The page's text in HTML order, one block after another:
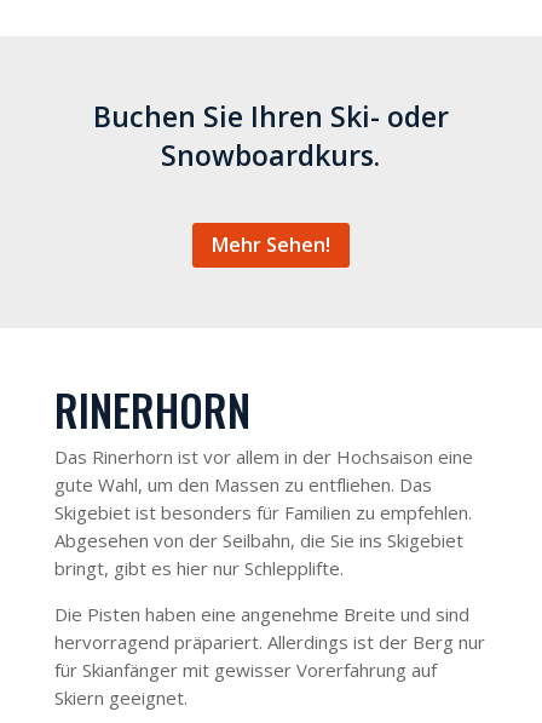
Buchen Sie Ihren Ski- oder
Snowboardkurs.
Mehr Sehen!
RINERHORN
Das Rinerhorn ist vor allem in der Hochsaison eine
gute Wahl, um den Massen zu entfliehen. Das
Skigebiet ist besonders für Familien zu empfehlen.
Abgesehen von der Seilbahn, die Sie ins Skigebiet
bringt, gibt es hier nur Schlepplifte.
Die Pisten haben eine angenehme Breite und sind
hervorragend präpariert. Allerdings ist der Berg nur
für Skianfänger mit gewisser Vorerfahrung auf
Skiern geeignet.